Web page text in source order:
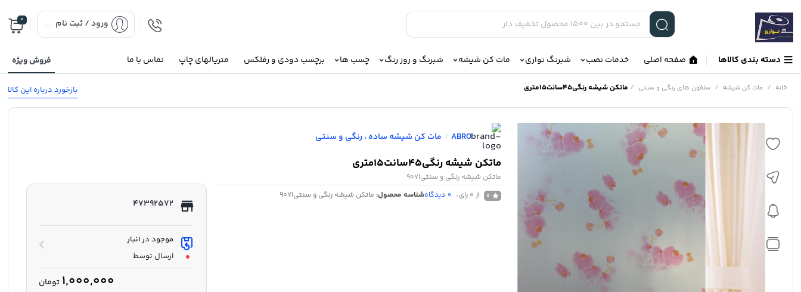
ورود / ثبت نام 0
دسته بندی کالاها صفحه اصلی خدمات نصب شبرنگ نواری مات کن شیشه شبرنگ و روز رنگ چسب ها برچسب دودی و رفلکس متریالهای چاپ تماس با ما فروش ویژه
بازخورد درباره این کالا خانه / مات کن شیشه / سلفون های رنگی و سنتی / ماتکن شیشه رنگی45سانت15متری
ABRO
/ مات کن شیشه ساده ، رنگی و سنتی
ماتکن شیشه رنگی45سانت15متری
ماتکن شیشه رنگی و سنتی9071
0 از 0 رای 0 دیدگاهشناسه محصول: ماتکن شیشه رنگی و سنتی9071
47392572
موجود در انبار
ارسال توسط
1,000,000 تومان